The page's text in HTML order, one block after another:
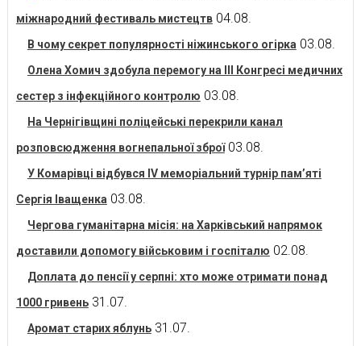
міжнародний фестиваль мистецтв 04.08.
В чому секрет популярності ніжинського огірка 03.08.
Олена Хомич здобула перемогу на ІІІ Конгресі медичних
сестер з інфекційного контролю 03.08.
На Чернігівщині поліцейські перекрили канал
розповсюдження вогнепальної зброї 03.08.
У Комарівці відбувся IV меморіальний турнір пам’яті
Сергія Іващенка 03.08.
Чергова гуманітарна місія: на Харківський напрямок
доставили допомогу військовим і госпіталю 02.08.
Доплата до пенсії у серпні: хто може отримати понад
1000 гривень 31.07.
Аромат старих яблунь 31.07.